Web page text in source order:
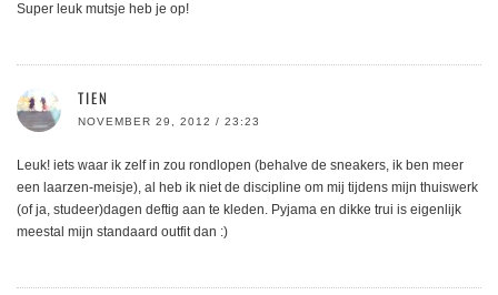
Super leuk mutsje heb je op!
TIEN
NOVEMBER 29, 2012 / 23:23
Leuk! iets waar ik zelf in zou rondlopen (behalve de sneakers, ik ben meer
een laarzen-meisje), al heb ik niet de discipline om mij tijdens mijn thuiswerk
(of ja, studeer)dagen deftig aan te kleden. Pyjama en dikke trui is eigenlijk
meestal mijn standaard outfit dan :)